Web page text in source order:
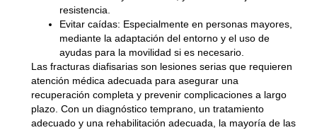
resistencia.
Evitar caídas: Especialmente en personas mayores,
mediante la adaptación del entorno y el uso de
ayudas para la movilidad si es necesario.
Las fracturas diafisarias son lesiones serias que requieren
atención médica adecuada para asegurar una
recuperación completa y prevenir complicaciones a largo
plazo. Con un diagnóstico temprano, un tratamiento
adecuado y una rehabilitación adecuada, la mayoría de las